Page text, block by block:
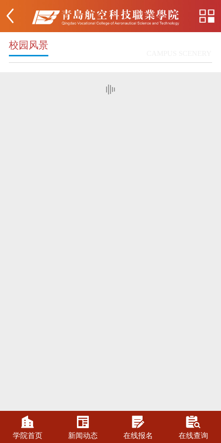
校园风景

学院首页

新闻动态

在线报名

在线查询